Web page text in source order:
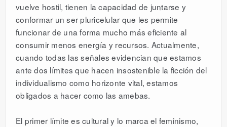
vuelve hostil, tienen la capacidad de juntarse y
conformar un ser pluricelular que les permite
funcionar de una forma mucho más eficiente al
consumir menos energía y recursos. Actualmente,
cuando todas las señales evidencian que estamos
ante dos límites que hacen insostenible la ficción del
individualismo como horizonte vital, estamos
obligados a hacer como las amebas.
El primer límite es cultural y lo marca el feminismo,